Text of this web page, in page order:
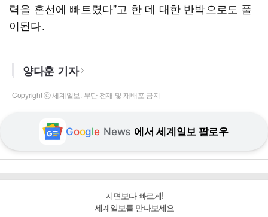
력을 혼선에 빠트렸다”고 한 데 대한 반박으로도 풀
이된다.
양다훈 기자
Copyright ⓒ 세계일보. 무단 전재 및 재배포 금지
Google News 에서 세계일보 팔로우
지면보다 빠르게!
세계일보를 만나보세요